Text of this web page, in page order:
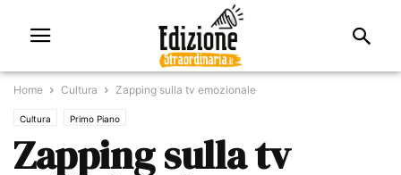
Home Cultura Zapping sulla tv emozionale
Cultura Primo Piano
Zapping sulla tv